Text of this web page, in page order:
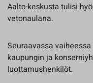
Aalto-keskusta tulisi
vetonaulana.
Seuraavassa
kaupungin ja
luottamushenkilöt.